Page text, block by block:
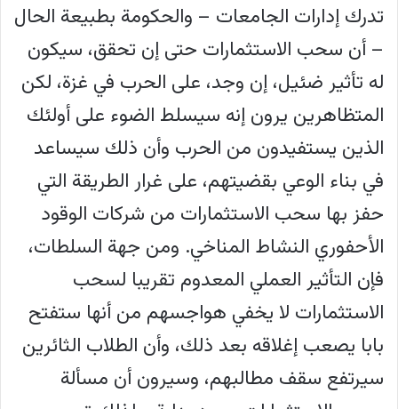
تدرك إدارات الجامعات – والحكومة بطبيعة الحال
– أن سحب الاستثمارات حتى إن تحقق، سيكون
له تأثير ضئيل، إن وجد، على الحرب في غزة، لكن
المتظاهرين يرون إنه سيسلط الضوء على أولئك
الذين يستفيدون من الحرب وأن ذلك سيساعد
في بناء الوعي بقضيتهم، على غرار الطريقة التي
حفز بها سحب الاستثمارات من شركات الوقود
الأحفوري النشاط المناخي. ومن جهة السلطات،
فإن التأثير العملي المعدوم تقريبا لسحب
الاستثمارات لا يخفي هواجسهم من أنها ستفتح
بابا يصعب إغلاقه بعد ذلك، وأن الطلاب الثائرين
سيرتفع سقف مطالبهم، وسيرون أن مسألة